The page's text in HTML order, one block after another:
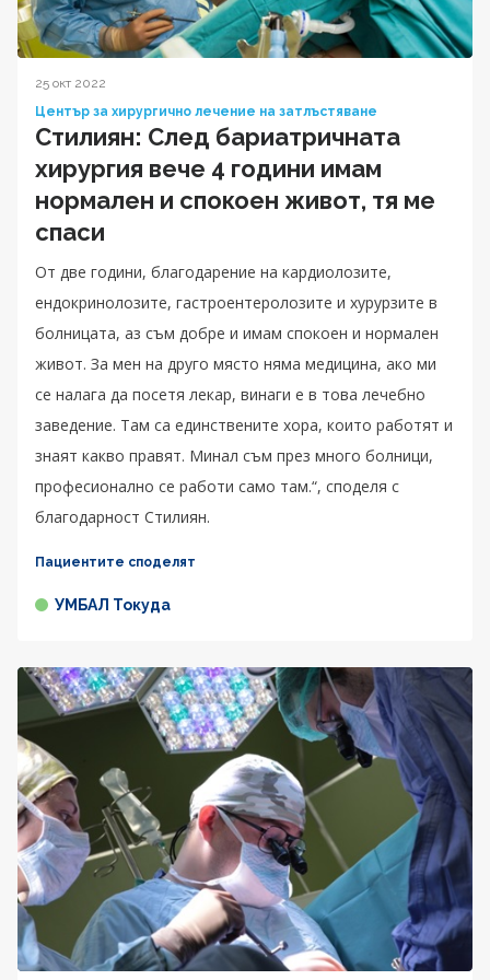
25 окт 2022
Център за хирургично лечение на затлъстяване
Стилиян: След бариатричната
хирургия вече 4 години имам
нормален и спокоен живот, тя ме
спаси
От две години, благодарение на кардиолозите,
ендокринолозите, гастроентеролозите и хурурзите в
болницата, аз съм добре и имам спокоен и нормален
живот. За мен на друго място няма медицина, ако ми
се налага да посетя лекар, винаги е в това лечебно
заведение. Там са единствените хора, които работят и
знаят какво правят. Минал съм през много болници,
професионално се работи само там.“, споделя с
благодарност Стилиян.
Пациентите споделят
УМБАЛ Токуда